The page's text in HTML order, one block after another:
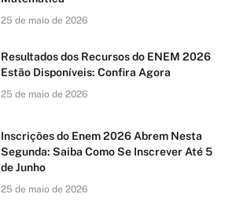
25 de maio de 2026
Resultados dos Recursos do ENEM 2026
Estão Disponíveis: Confira Agora
25 de maio de 2026
Inscrições do Enem 2026 Abrem Nesta
Segunda: Saiba Como Se Inscrever Até 5
de Junho
25 de maio de 2026